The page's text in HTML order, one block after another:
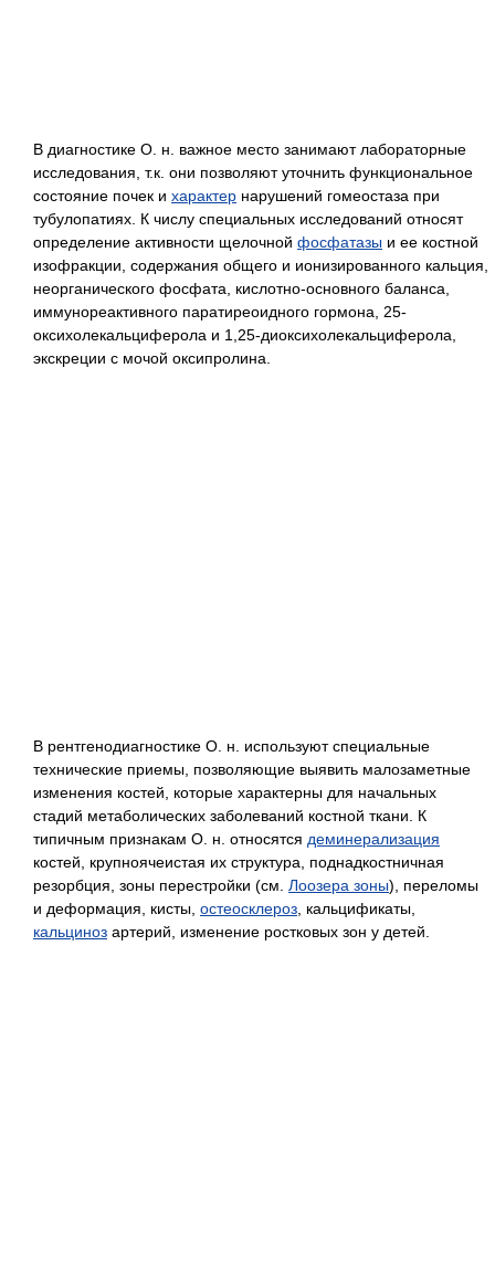
В диагностике О. н. важное место занимают лабораторные
исследования, т.к. они позволяют уточнить функциональное
состояние почек и характер нарушений гомеостаза при
тубулопатиях. К числу специальных исследований относят
определение активности щелочной фосфатазы и ее костной
изофракции, содержания общего и ионизированного кальция,
неорганического фосфата, кислотно-основного баланса,
иммунореактивного паратиреоидного гормона, 25-
оксихолекальциферола и 1,25-диоксихолекальциферола,
экскреции с мочой оксипролина.
В рентгенодиагностике О. н. используют специальные
технические приемы, позволяющие выявить малозаметные
изменения костей, которые характерны для начальных
стадий метаболических заболеваний костной ткани. К
типичным признакам О. н. относятся деминерализация
костей, крупноячеистая их структура, поднадкостничная
резорбция, зоны перестройки (см. Лоозера зоны), переломы
и деформация, кисты, остеосклероз , кальцификаты,
кальциноз артерий, изменение ростковых зон у детей.